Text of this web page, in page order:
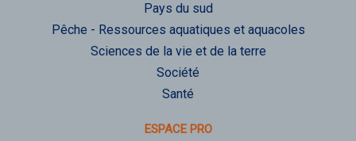
Pays du sud
Pêche - Ressources aquatiques et aquacoles
Sciences de la vie et de la terre
Société
Santé
ESPACE PRO